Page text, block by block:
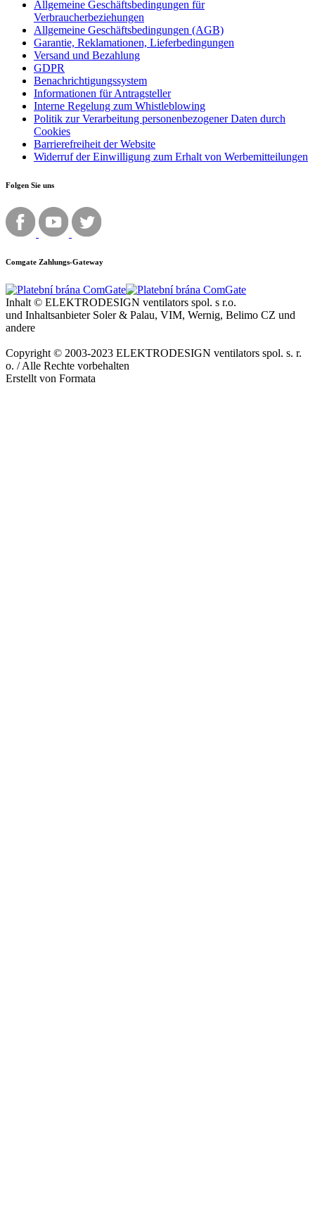
Allgemeine Geschäftsbedingungen für
Verbraucherbeziehungen
Allgemeine Geschäftsbedingungen (AGB)
Garantie, Reklamationen, Lieferbedingungen
Versand und Bezahlung
GDPR
Benachrichtigungssystem
Informationen für Antragsteller
Interne Regelung zum Whistleblowing
Politik zur Verarbeitung personenbezogener Daten durch
Cookies
Barrierefreiheit der Website
Widerruf der Einwilligung zum Erhalt von Werbemitteilungen
Folgen Sie uns
Comgate Zahlungs-Gateway
Inhalt © ELEKTRODESIGN ventilators spol. s r.o.
und Inhaltsanbieter Soler & Palau, VIM, Wernig, Belimo CZ und
andere
Copyright © 2003-2023 ELEKTRODESIGN ventilators spol. s. r.
o. / Alle Rechte vorbehalten
Erstellt von Formata